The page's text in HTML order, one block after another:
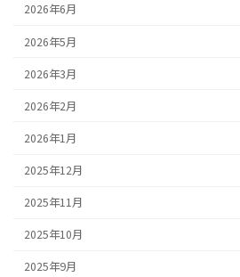
2026年6月
2026年5月
2026年3月
2026年2月
2026年1月
2025年12月
2025年11月
2025年10月
2025年9月